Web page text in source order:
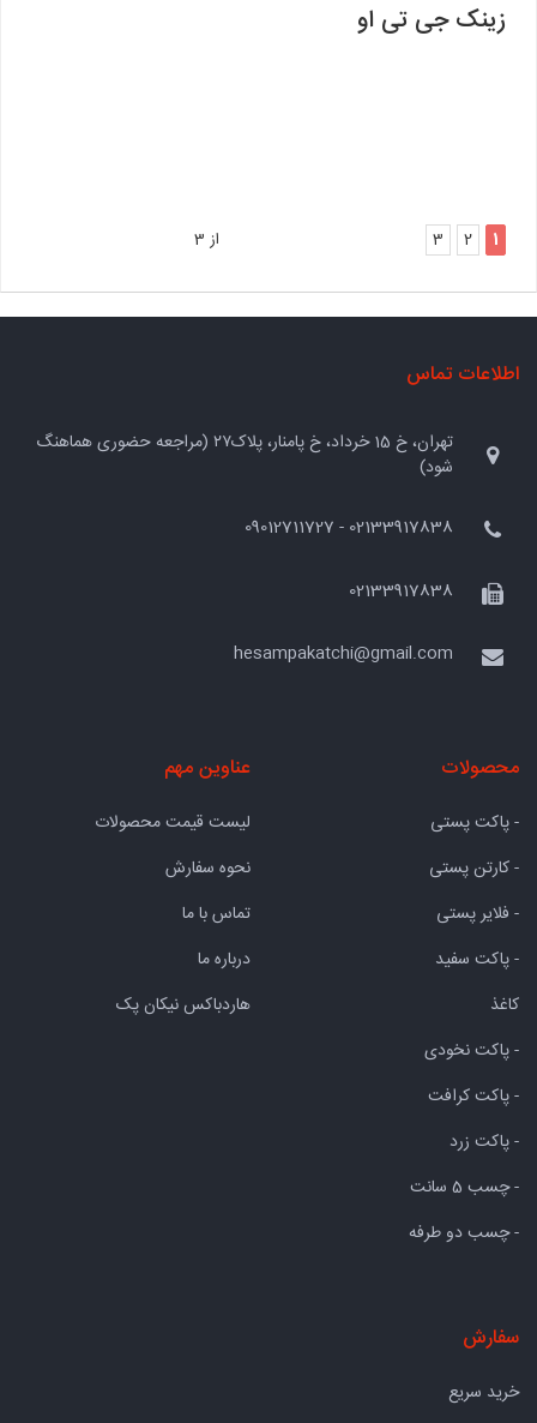
زینک جی تی او
1
2
3 از 3
اطلاعات تماس
تهران، خ 15 خرداد، خ پامنار، پلاک۲۷ (مراجعه حضوری هماهنگ
شود)
02133917838 - 09012711727
02133917838
hesampakatchi@gmail.com
محصولات
- پاکت پستی
- کارتن پستی
- فلایر پستی
- پاکت سفید
کاغذ
- پاکت نخودی
- پاکت کرافت
- پاکت زرد
- چسب 5 سانت
- چسب دو طرفه
عناوین مهم
لیست قیمت محصولات
نحوه سفارش
تماس با ما
درباره ما
هاردباکس نیکان پک
سفارش
خرید سریع